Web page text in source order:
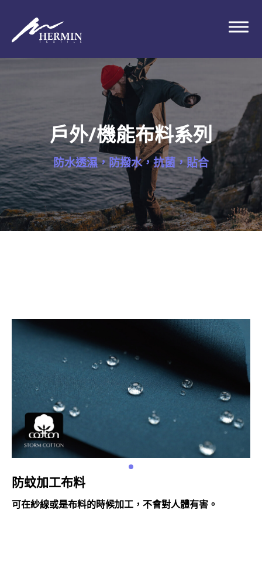
戶外/機能布料系列
防水透濕，防撥水，抗菌，貼合
防蚊加工布料
可在紗線或是布料的時候加工，不會對人體有害。